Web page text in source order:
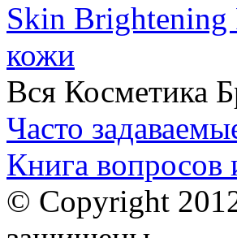
Skin Brightening
кожи
Вся Косметика
Часто
Книга вопросов
© Copyright